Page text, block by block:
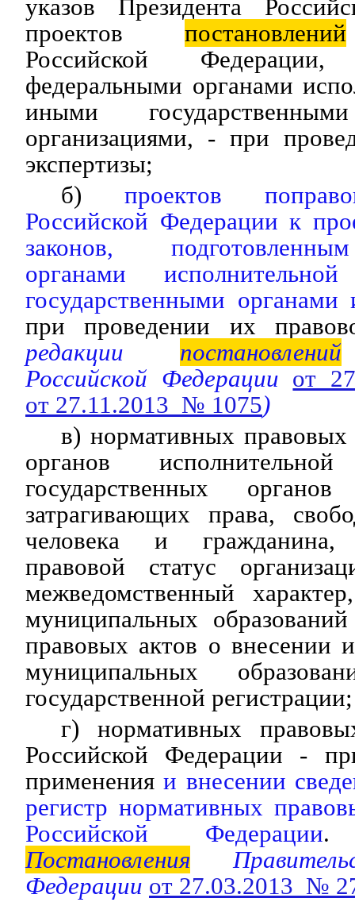
указов Президента
проектов постановлений
Российской Федерации,
федеральными органами
иными
организациями, - при
экспертизы;
б) проектов
Российской Федерации к
законов,
органами
государственными органами
при проведении их
редакции постановлений
Российской Федерации от
от 27.11.2013 № 1075)
в) нормативных правовых
органов
государственных
затрагивающих права,
человека и гражданина,
правовой статус
межведомственный
муниципальных
правовых актов о внесении
муниципальных
государственной регистрации;
г) нормативных
Российской Федерации -
примененияи внесении
регистр нормативных
Российской Федерации.
Постановления
Федерации от 27.03.2013 №